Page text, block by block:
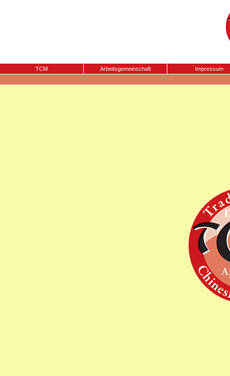
TCM Arbeitsgemeinschaft Impressum